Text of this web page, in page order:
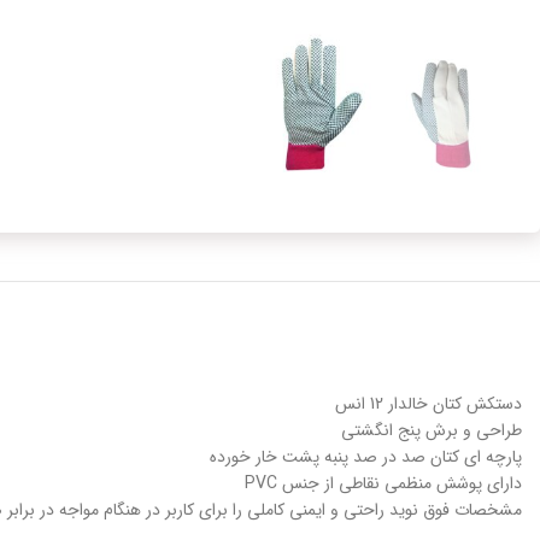
دستکش کتان خالدار 12 انس
طراحی و برش پنج انگشتی
پارچه ای کتان صد در صد پنبه پشت خار خورده
دارای پوشش منظمی نقاطی از جنس PVC
مشخصات فوق نوید راحتی و ایمنی کاملی را برای کاربر در هنگام مواجه در